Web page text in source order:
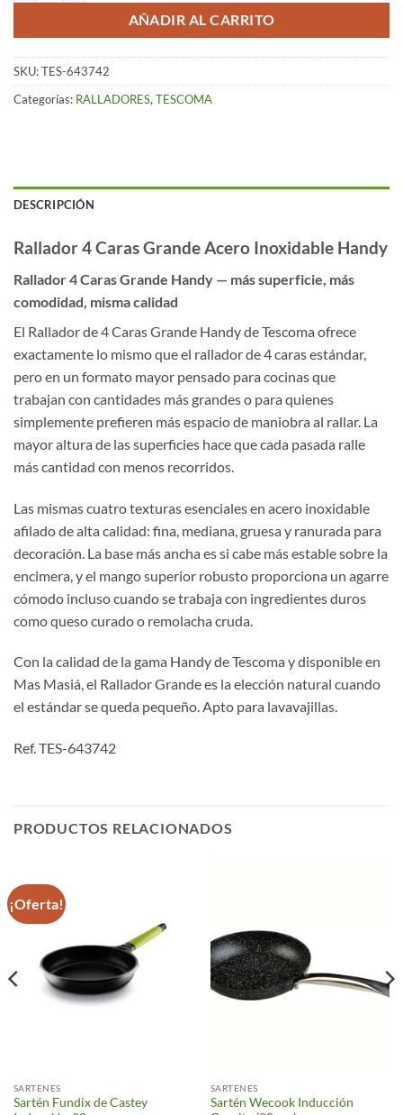
AÑADIR AL CARRITO
SKU:TES-643742
Categorías: RALLADORES, TESCOMA
DESCRIPCIÓN
Rallador 4 Caras Grande Acero Inoxidable Handy
Rallador 4 Caras Grande Handy — más superficie, más
comodidad, misma calidad
El Rallador de 4 Caras Grande Handy de Tescoma ofrece
exactamente lo mismo que el rallador de 4 caras estándar,
pero en un formato mayor pensado para cocinas que
trabajan con cantidades más grandes o para quienes
simplemente prefieren más espacio de maniobra al rallar. La
mayor altura de las superficies hace que cada pasada ralle
más cantidad con menos recorridos.
Las mismas cuatro texturas esenciales en acero inoxidable
afilado de alta calidad: fina, mediana, gruesa y ranurada para
decoración. La base más ancha es si cabe más estable sobre la
encimera, y el mango superior robusto proporciona un agarre
cómodo incluso cuando se trabaja con ingredientes duros
como queso curado o remolacha cruda.
Con la calidad de la gama Handy de Tescoma y disponible en
Mas Masiá, el Rallador Grande es la elección natural cuando
el estándar se queda pequeño. Apto para lavavajillas.
Ref. TES-643742
PRODUCTOS RELACIONADOS
¡Oferta!
SARTENES
Sartén Fundix de Castey
SARTENES
Sartén Wecook Inducción